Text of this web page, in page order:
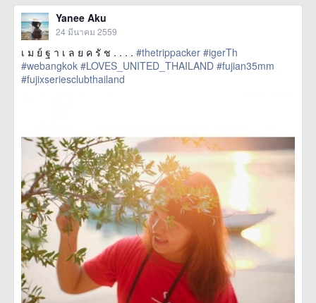
Yanee Aku
24 มีนาคม 2559
เ ม ย์ ฐ า เ ล ย ค รั ช . . . . #thetrippacker #igerTh
#webangkok #LOVES_UNITED_THAILAND #fujian35mm
#fujixseriesclubthailand